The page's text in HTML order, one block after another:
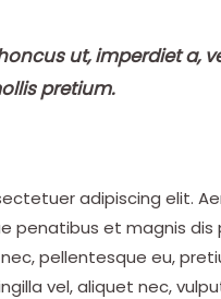
ut, imperdiet a,
pretium.
adipiscing elit.
penatibus et magnis
pellentesque eu,
vel, aliquet nec,